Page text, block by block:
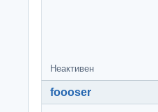
Неактивен
foooser